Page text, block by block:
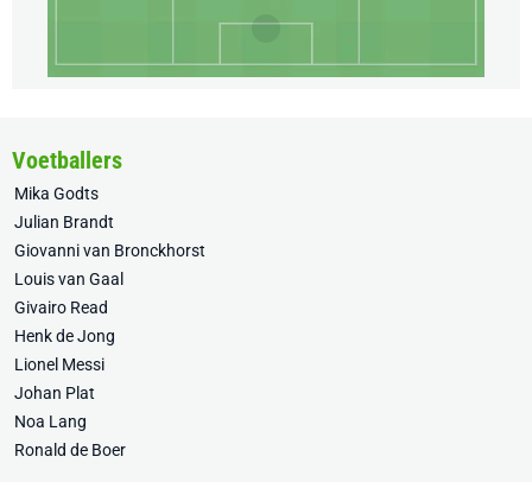
Voetballers
Mika Godts
Julian Brandt
Giovanni van Bronckhorst
Louis van Gaal
Givairo Read
Henk de Jong
Lionel Messi
Johan Plat
Noa Lang
Ronald de Boer